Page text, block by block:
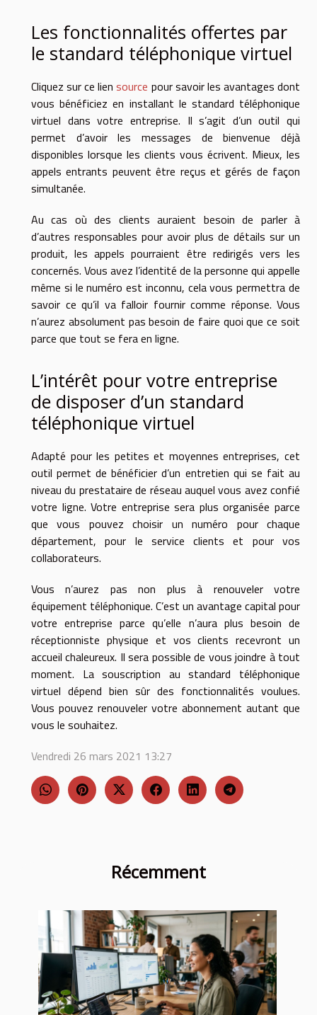
Récemment
Les fonctionnalités offertes par
le standard téléphonique virtuel
Cliquez sur ce liensource pour savoir les avantages dont
vous bénéficiez en installant le standard téléphonique
virtuel dans votre entreprise. Il s’agit d’un outil qui
permet d’avoir les messages de bienvenue déjà
disponibles lorsque les clients vous écrivent. Mieux, les
appels entrants peuvent être reçus et gérés de façon
simultanée.
Au cas où des clients auraient besoin de parler à
d’autres responsables pour avoir plus de détails sur un
produit, les appels pourraient être redirigés vers les
concernés. Vous avez l’identité de la personne qui appelle
même si le numéro est inconnu, cela vous permettra de
savoir ce qu’il va falloir fournir comme réponse. Vous
n’aurez absolument pas besoin de faire quoi que ce soit
parce que tout se fera en ligne.
L’intérêt pour votre entreprise
de disposer d’un standard
téléphonique virtuel
Adapté pour les petites et moyennes entreprises, cet
outil permet de bénéficier d’un entretien qui se fait au
niveau du prestataire de réseau auquel vous avez confié
votre ligne. Votre entreprise sera plus organisée parce
que vous pouvez choisir un numéro pour chaque
département, pour le service clients et pour vos
collaborateurs.
Vous n’aurez pas non plus à renouveler votre
équipement téléphonique. C’est un avantage capital pour
votre entreprise parce qu’elle n’aura plus besoin de
réceptionniste physique et vos clients recevront un
accueil chaleureux. Il sera possible de vous joindre à tout
moment. La souscription au standard téléphonique
virtuel dépend bien sûr des fonctionnalités voulues.
Vous pouvez renouveler votre abonnement autant que
vous le souhaitez.
Vendredi 26 mars 2021 13:27